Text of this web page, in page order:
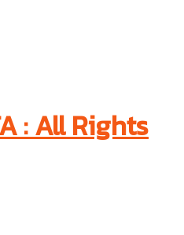
: All Rights